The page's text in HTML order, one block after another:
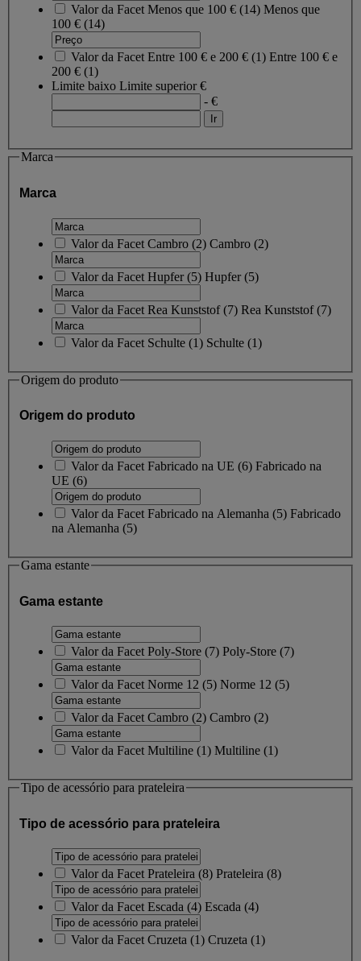
Valor da Facet Menos que 100 € (14) Menos que
100 € (14)
Valor da Facet Entre 100 € e 200 € (1) Entre 100 € e
200 € (1)
Limite baixo Limite superior€
- €
Marca
Marca
Valor da Facet Cambro (2) Cambro (2)
Valor da Facet Hupfer(5) Hupfer(5)
Valor da Facet Rea Kunststof(7) Rea Kunststof(7)
Valor da Facet Schulte (1) Schulte (1)
Origem do produto
Origem do produto
Valor da Facet Fabricado na UE (6) Fabricado na
UE (6)
Valor da Facet Fabricado na Alemanha (5) Fabricado
na Alemanha (5)
Gama estante
Gama estante
Valor da Facet Poly-Store (7) Poly-Store (7)
Valor da Facet Norme 12 (5) Norme 12 (5)
Valor da Facet Cambro (2) Cambro (2)
Valor da Facet Multiline (1) Multiline (1)
Tipo de acessório para prateleira
Tipo de acessório para prateleira
Valor da Facet Prateleira (8) Prateleira (8)
Valor da Facet Escada (4) Escada (4)
Valor da Facet Cruzeta (1) Cruzeta (1)